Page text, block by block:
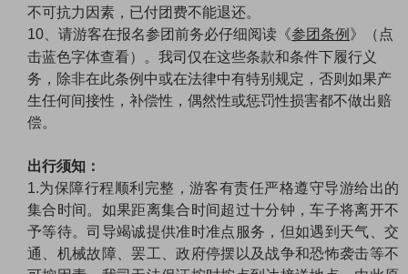
不可抗力因素，已付团费不能退还。
10、请游客在报名参团前务必仔细阅读《参团条例 》（点
击蓝色字体查看）。我司仅在这些条款和条件下履行义
务，除非在此条例中或在法律中有特别规定，否则如果产
生任何间接性，补偿性，偶然性或惩罚性损害都不做出赔
偿。
出行须知：
1.为保障行程顺利完整，游客有责任严格遵守导游给出的
集合时间。如果距离集合时间超过十分钟，车子将离开不
予等待。司导竭诚提供准时准点服务，但如遇到天气、交
通、机械故障、罢工、政府停摆以及战争和恐怖袭击等不